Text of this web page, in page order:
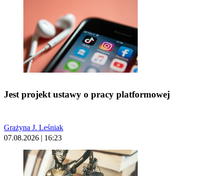
Jest projekt ustawy o pracy platformowej
Grażyna J. Leśniak
07.08.2026 | 16:23